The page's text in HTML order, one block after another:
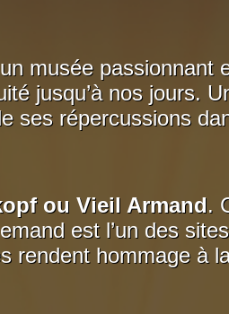
musée passionnant
jusqu’à nos jours.
ses répercussions
ou Vieil Armand.
est l’un des
rendent hommage à